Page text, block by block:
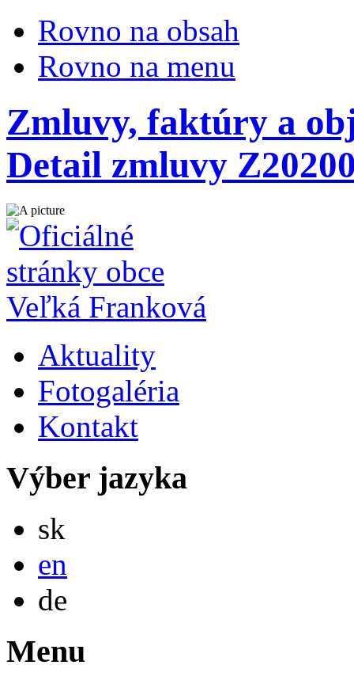
Rovno na obsah
Rovno na menu
Zmluvy, faktúry a
Detail zmluvy
Aktuality
Fotogaléria
Kontakt
Výber jazyka
sk
en
de
Menu